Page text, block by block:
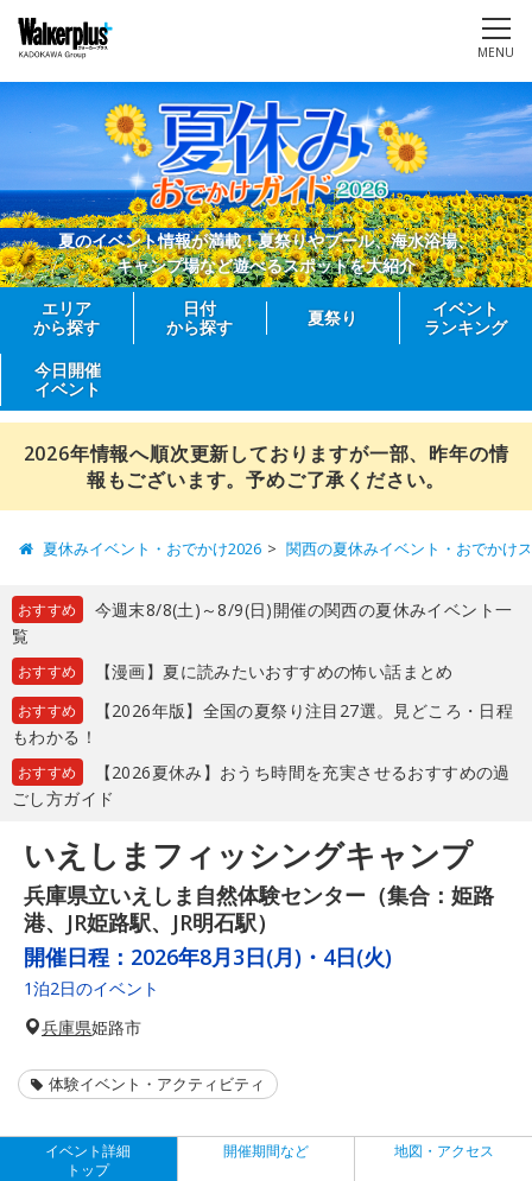
MENU
夏のイベント情報が満載！夏祭りやプール、海水浴場、
キャンプ場など遊べるスポットを大紹介
エリア
から探す
日付
から探す
夏祭り
イベント
ランキング
今日開催
イベント
2026年情報へ順次更新しておりますが一部、昨年の情
報もございます。予めご了承ください。
夏休みイベント・おでかけ2026 関西の夏休みイベント・おでかけ
おすすめ
今週末8/8(土)～8/9(日)開催の関西の夏休みイベント一
覧
おすすめ 【漫画】夏に読みたいおすすめの怖い話まとめ
おすすめ
【2026年版】全国の夏祭り注目27選。見どころ・日程
もわかる！
おすすめ
【2026夏休み】おうち時間を充実させるおすすめの過
ごし方ガイド
いえしまフィッシングキャンプ
兵庫県立いえしま自然体験センター（集合：姫路
港、JR姫路駅、JR明石駅）
開催日程： 2026年8月3日(月)・4日(火)
1泊2日のイベント
兵庫県姫路市
体験イベント・アクティビティ
イベント詳細
トップ
開催期間など 地図・アクセス